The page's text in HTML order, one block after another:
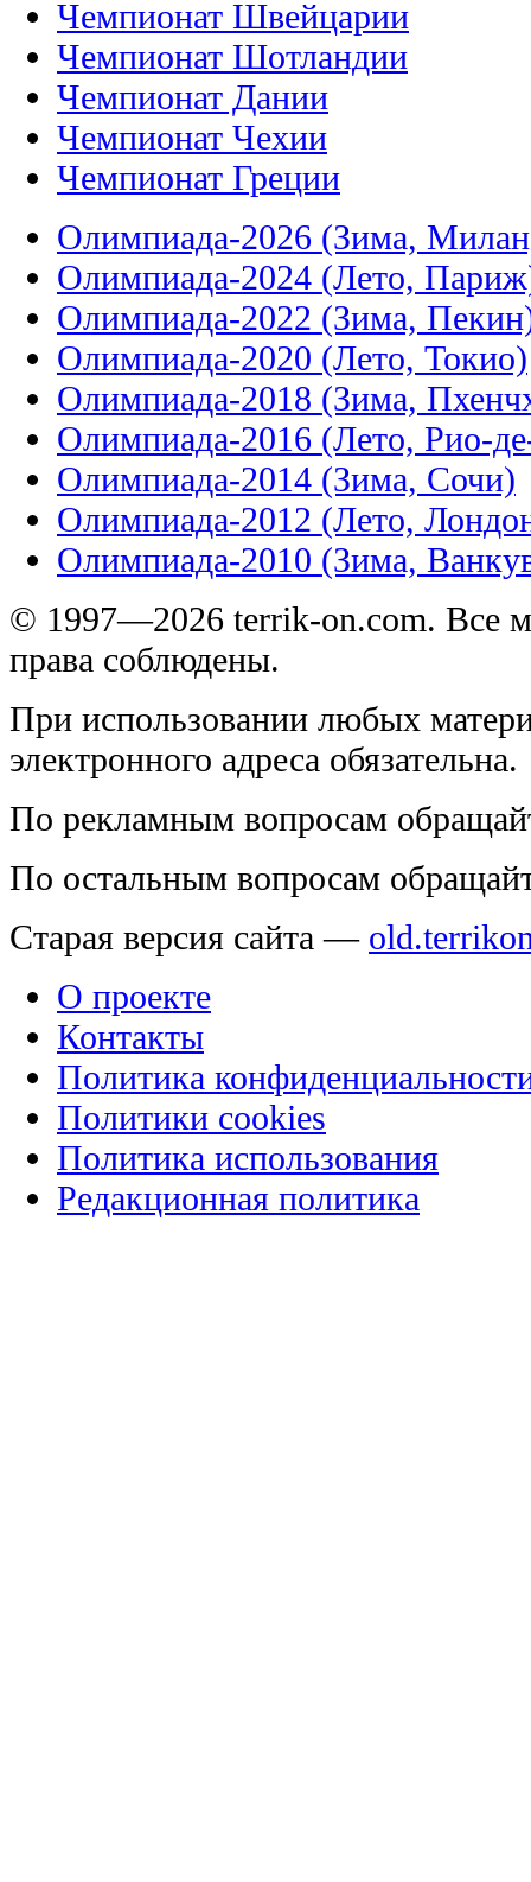
Чемпионат Швейцарии
Чемпионат Шотландии
Чемпионат Дании
Чемпионат Чехии
Чемпионат Греции
Олимпиада-2026 (Зима,
Олимпиада-2024 (Лето,
Олимпиада-2022 (Зима,
Олимпиада-2020 (Лето, Токио)
Олимпиада-2018 (Зима,
Олимпиада-2016 (Лето, Рио-
Олимпиада-2014 (Зима, Сочи)
Олимпиада-2012 (Лето,
Олимпиада-2010 (Зима,
© 1997—2026 terrik-on.com. Все
права соблюдены.
При использовании любых
электронного адреса обязательна.
По рекламным вопросам
По остальным вопросам
Старая версия сайта —
О проекте
Контакты
Политика
Политики cookies
Политика использования
Редакционная политика